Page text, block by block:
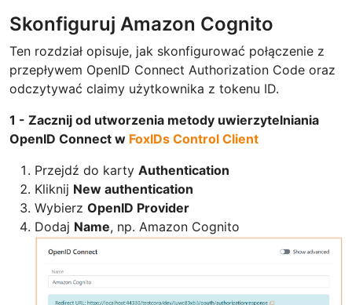
Skonfiguruj Amazon Cognito
Ten rozdział opisuje, jak skonfigurować połączenie z
przepływem OpenID Connect Authorization Code oraz
odczytywać claimy użytkownika z tokenu ID.
1 - Zacznij od utworzenia metody uwierzytelniania
OpenID Connect w FoxIDs Control Client
Przejdź do karty Authentication
Kliknij New authentication
Wybierz OpenID Provider
Dodaj Name, np. Amazon Cognito